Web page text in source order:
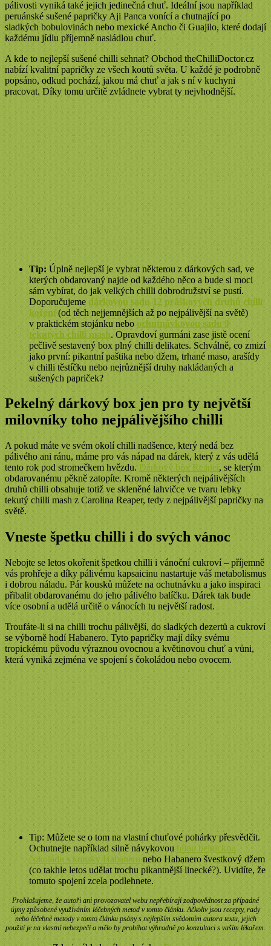
pálivosti vyniká také jejich jedinečná chuť. Ideální jsou například
peruánské sušené papričky Aji Panca vonící a chutnající po
sladkých bobulovinách nebo mexické Ancho či Guajilo, které dodají
každému jídlu příjemně nasládlou chuť.
A kde to nejlepší sušené chilli sehnat? Obchod theChilliDoctor.cz
nabízí kvalitní papričky ze všech koutů světa. U každé je podrobně
popsáno, odkud pochází, jakou má chuť a jak s ní v kuchyni
pracovat. Díky tomu určitě zvládnete vybrat ty nejvhodnější.
Tip:Úplně nejlepší je vybrat některou z dárkových sad, ve
kterých obdarovaný najde od každého něco a bude si moci
sám vybírat, do jak velkých chilli dobrodružství se pustí.
Doporučujeme dárkovou sadu 12 práškových druhůchilli
koření (od těch nejjemnějších až po nejpálivější na světě)
v praktickém stojánku nebo ochutnávkovou sadu 9
tekutých chilli mash. Opravdoví gurmáni zase jistě ocení
pečlivě sestavený box plný chilli delikates. Schválně, co zmizí
jako první: pikantní paštika nebo džem, trhané maso, arašídy
v chilli těstíčku nebo nejrůznější druhy nakládaných a
sušených papriček?
Pekelný dárkový box jen pro ty největší
milovníky toho nejpálivějšího chilli
A pokud máte ve svém okolí chilli nadšence, který nedá bez
pálivého ani ránu, máme pro vás nápad na dárek, který z vás udělá
tento rok pod stromečkem hvězdu.Dárkový box Reaper, se kterým
obdarovanému pěkně zatopíte. Kromě některých nejpálivějších
druhů chilli obsahuje totiž ve skleněné lahvičce ve tvaru lebky
tekutý chilli mash z Carolina Reaper, tedy z nejpálivější papričky na
světě.
Vneste špetku chilli i do svých vánoc
Nebojte se letos okořenit špetkou chilli i vánoční cukroví – příjemně
vás prohřeje a díky pálivému kapsaicinu nastartuje váš metabolismus
i dobrou náladu. Pár kousků můžete na ochutnávku a jako inspiraci
přibalit obdarovanému do jeho pálivého balíčku. Dárek tak bude
více osobní a udělá určitě o vánocích tu největší radost.
Troufáte-li si na chilli trochu pálivější, do sladkých dezertů a cukroví
se výborně hodí Habanero. Tyto papričky mají díky svému
tropickému původu výraznou ovocnou a květinovou chuť a vůni,
která vyniká zejména ve spojení s čokoládou nebo ovocem.
Tip: Můžete se o tom na vlastní chuťové pohárky přesvědčit.
Ochutnejte například silně návykovoubílou belgickou
čokoládu s kousky Habaneronebo Habanero švestkový džem
(co takhle letos udělat trochu pikantnější linecké?). Uvidíte, že
tomuto spojení zcela podlehnete.
Prohlašujeme, že autoři ani provozovatel webu nepřebírají zodpovědnost za případné
újmy způsobené využíváním léčebných metod v tomto článku. Ačkoliv jsou recepty, rady
nebo léčebné metody v tomto článku psány s nejlepším svědomím autora textu, jejich
použití je na vlastní nebezpečí a mělo by probíhat výhradně po konzultaci s vaším lékařem.